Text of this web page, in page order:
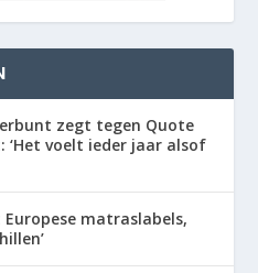
zegt tegen Quote
‘Het voelt ieder jaar alsof
matraslabels,